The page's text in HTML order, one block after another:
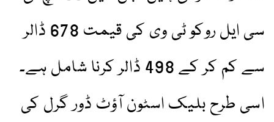
سی ایل روکو ٹی وی کی قیمت 678 ڈالر
سے کم کر کے 498 ڈالر کرنا شامل ہے۔
اسی طرح بلیک اسٹون آؤٹ ڈور گرل کی